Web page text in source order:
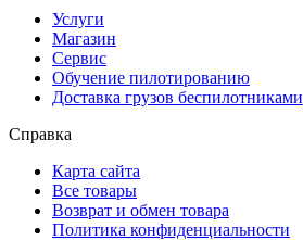
Услуги
Магазин
Сервис
Обучение пилотированию
Доставка грузов беспилотниками
Справка
Карта сайта
Все товары
Возврат и обмен товара
Политика конфиденциальности